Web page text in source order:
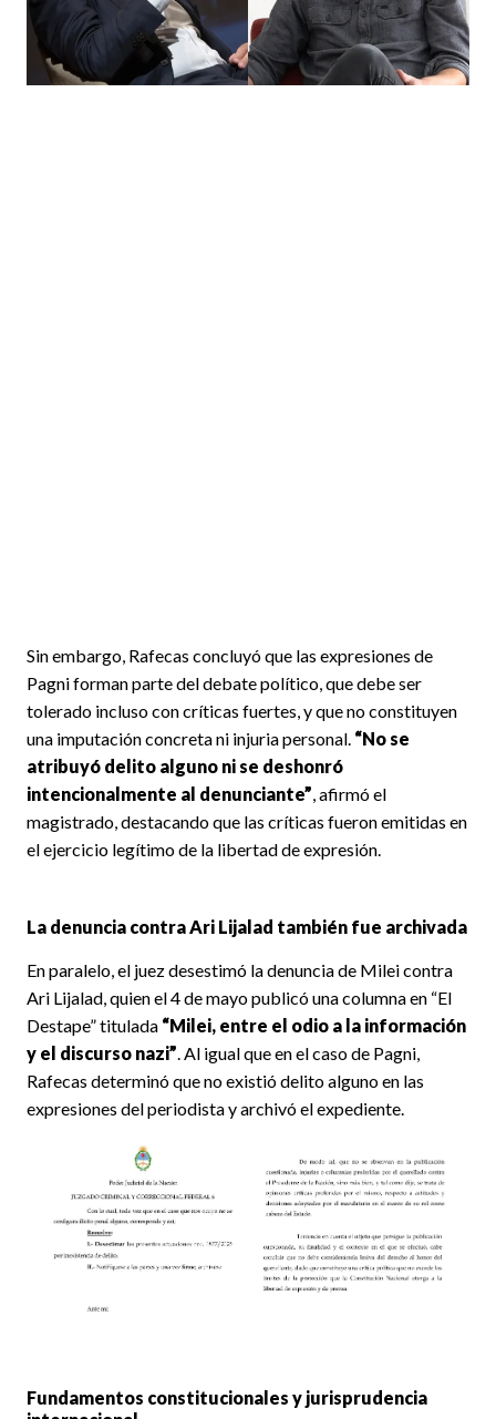
Sin embargo, Rafecas concluyó que las expresiones de
Pagni forman parte del debate político, que debe ser
tolerado incluso con críticas fuertes, y que no constituyen
una imputación concreta ni injuria personal. “No se
atribuyó delito alguno ni se deshonró
intencionalmente al denunciante”, afirmó el
magistrado, destacando que las críticas fueron emitidas en
el ejercicio legítimo de la libertad de expresión.
La denuncia contra Ari Lijalad también fue archivada
En paralelo, el juez desestimó la denuncia de Milei contra
Ari Lijalad, quien el 4 de mayo publicó una columna en “El
Destape” titulada “Milei, entre el odio a la información
y el discurso nazi”. Al igual que en el caso de Pagni,
Rafecas determinó que no existió delito alguno en las
expresiones del periodista y archivó el expediente.
Fundamentos constitucionales y jurisprudencia